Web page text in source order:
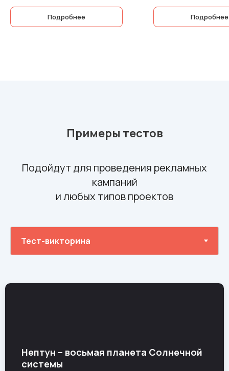
Подробнее Подробнее
Примеры тестов
Подойдут для проведения рекламных
кампаний
и любых типов проектов